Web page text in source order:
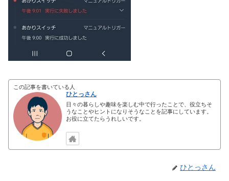
この記事を書いている人
ひとっさん
日々の暮らしや趣味を楽しむ中で行ったことで、役立ちそ
うなことやヒントになりそうなことを記事にしています。
お役に立てたらうれしいです。
ひとっさん